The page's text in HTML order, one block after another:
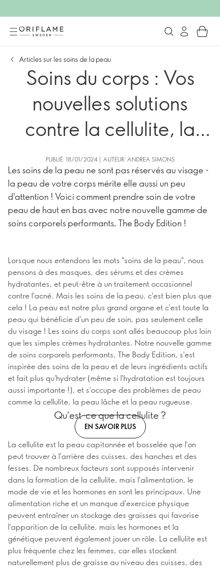
Articles sur les soins de la peau
Soins du corps : Vos
nouvelles solutions
contre la cellulite, la
peau rugueuse et lâche
PUBLIÉ: 18/01/2024 | AUTEUR: ANDREA SIMONS
Les soins de la peau ne sont pas réservés au visage -
la peau de votre corps mérite elle aussi un peu
d'attention ! Voici comment prendre soin de votre
peau de haut en bas avec notre nouvelle gamme de
soins corporels performants, The Body Edition !
Lorsque nous entendons les mots "soins de la peau", nous
pensons à des masques, des sérums et des crèmes
hydratantes, et peut-être à un traitement occasionnel
contre l'acné. Mais les soins de la peau, c'est bien plus que
cela ! La peau est notre plus grand organe et c'est toute la
peau qui bénéficie d'un peu de soin, pas seulement celle
du visage ! Les soins du corps sont allés beaucoup plus loin
que les simples crèmes hydratantes. Notre nouvelle gamme
de soins corporels performants, The Body Edition, s'est
inspirée des soins de la peau et de leurs ingrédients actifs
et fait plus qu'hydrater (même si l'hydratation est toujours
aussi importante !), et s'occupe des problèmes de peau
comme la cellulite, la peau lâche et la peau rugueuse.
Qu'est-ce que la cellulite ?
EN SAVOIR PLUS
La cellulite est la peau capitonnée et bosselée que l'on
peut trouver à l'arrière des cuisses, des hanches et des
fesses. De nombreux facteurs sont supposés intervenir
dans la formation de la cellulite, mais l'alimentation, le
mode de vie et les hormones en sont les principaux. Une
alimentation riche et un manque d'exercice physique
peuvent entraîner un stockage des graisses qui favorise
l'apparition de la cellulite, mais les hormones et la
génétique peuvent également jouer un rôle. La cellulite est
plus fréquente chez les femmes, car elles stockent
naturellement plus de graisse au niveau des cuisses, des